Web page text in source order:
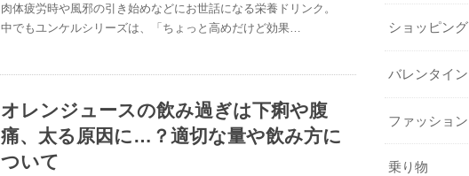
肉体疲労時や風邪の引き始めなどにお世話になる栄養ドリンク。
中でもユンケルシリーズは、「ちょっと高めだけど効果…
オレンジュースの飲み過ぎは下痢や腹
痛、太る原因に…？適切な量や飲み方に
ついて
ショッピング
バレンタイン
ファッション
乗り物